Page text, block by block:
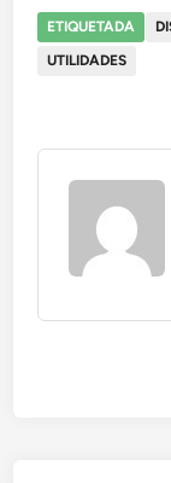
ETIQUETADA
UTILIDADES